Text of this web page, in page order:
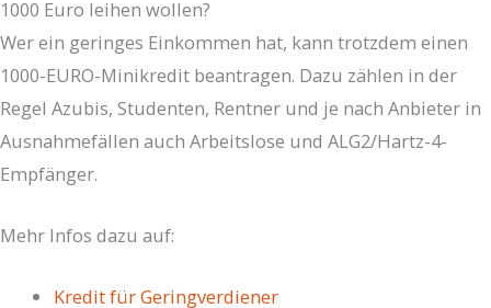
1000 Euro leihen wollen?
Wer ein geringes Einkommen hat, kann trotzdem einen
1000-EURO-Minikredit beantragen. Dazu zählen in der
Regel Azubis, Studenten, Rentner und je nach Anbieter in
Ausnahmefällen auch Arbeitslose und ALG2/Hartz-4-
Empfänger.
Mehr Infos dazu auf:
Kredit für Geringverdiener